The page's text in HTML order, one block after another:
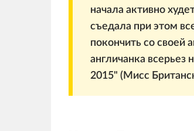
начала активно
съедала при этом
покончить со своей
англичанка всерьез
2015" (Мисс